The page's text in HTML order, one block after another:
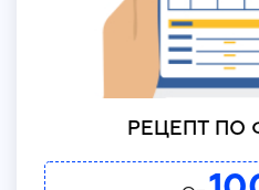
РЕЦЕПТ ПО